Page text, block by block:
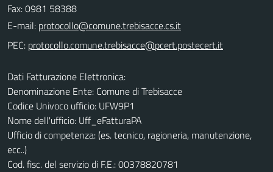
Fax: 0981 58388
E-mail:
PEC:
Dati Fatturazione Elettronica:
Denominazione Ente: Comune di Trebisacce
Codice Univoco ufficio: UFW9P1
Nome dell'ufficio: Uff_eFatturaPA
Ufficio di competenza: (es. tecnico, ragioneria, manutenzione,
ecc..)
Cod. fisc. del servizio di F.E.: 00378820781